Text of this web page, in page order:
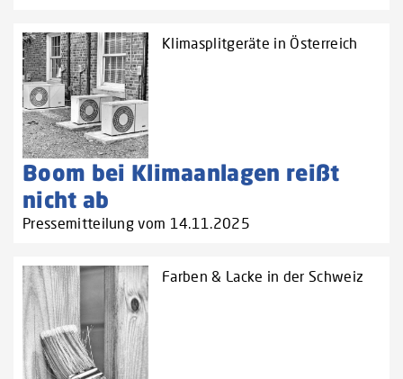
Klimasplitgeräte in Österreich
Boom bei Klimaanlagen reißt
nicht ab
Pressemitteilung vom 14.11.2025
Farben & Lacke in der Schweiz